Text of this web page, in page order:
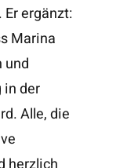
ergänzt:
Marina
und
in der
Alle, die